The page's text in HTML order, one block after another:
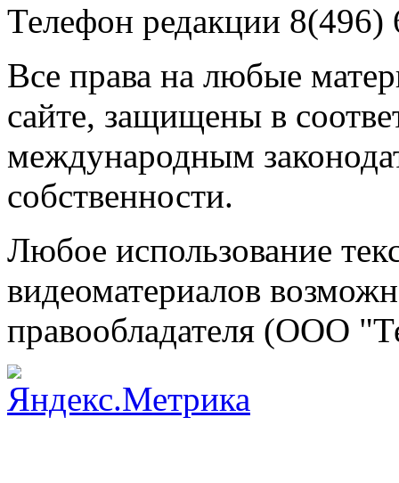
Телефон редакции 8(496)
Все права на любые
сайте, защищены в
международным
собственности.
Любое использование
видеоматериалов
правообладателя (ООО